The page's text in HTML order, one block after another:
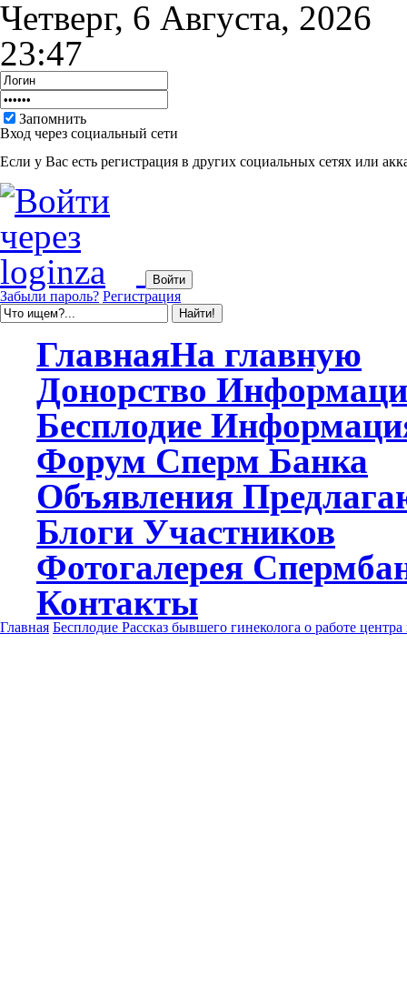
Четверг, 6 Августа, 2026
23:47
Запомнить
Вход через социальный сети
Если у Вас есть регистрация в других социальных сетях или
Забыли пароль? Регистрация
ГлавнаяНа главную
Донорство
Бесплодие
Форум Сперм Банка
Объявления
Блоги Участников
Фотогалерея
Контакты
Главная Бесплодие Рассказ бывшего гинеколога о работе